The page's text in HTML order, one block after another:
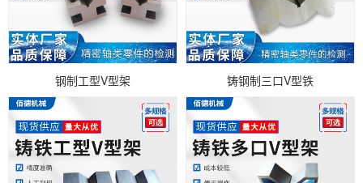
钢制工型V型架 铸钢制三口V型铁